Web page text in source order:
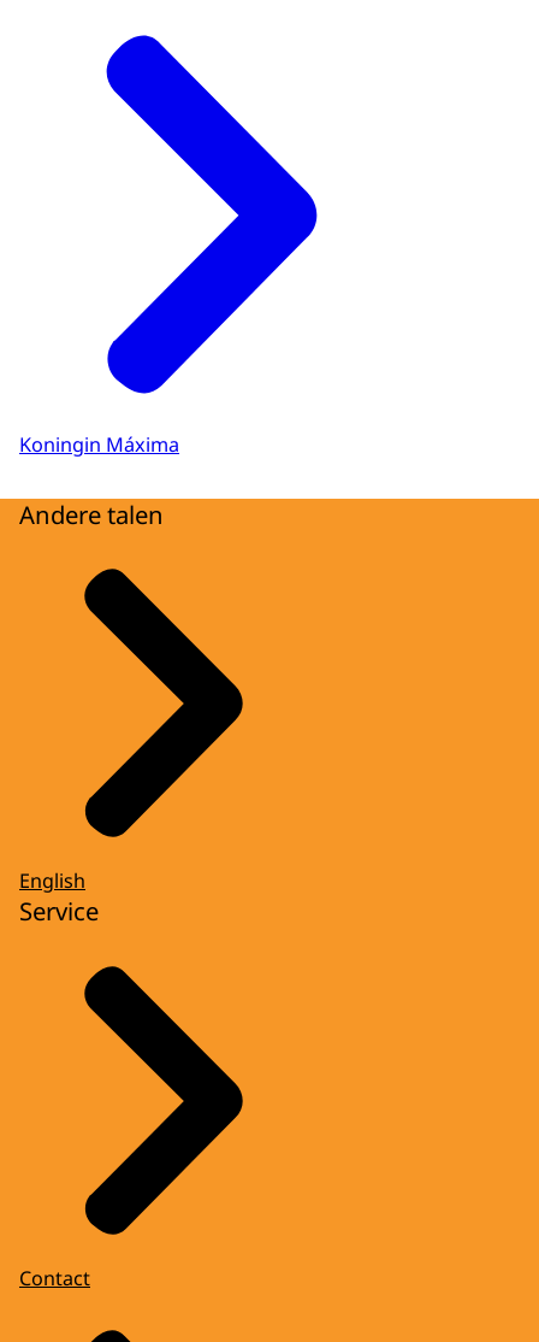
Koningin Máxima
Andere talen
English
Service
Contact